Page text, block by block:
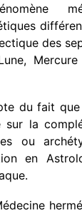
des
Mercure
du fait que
la
ou
en